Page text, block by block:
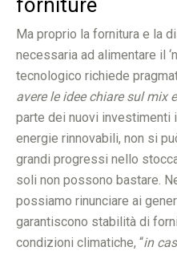
forniture
Ma proprio la fornitura e la
necessaria ad alimentare il
tecnologico richiede
avere le idee chiare sul mix
parte dei nuovi investimenti
energie rinnovabili, non si
grandi progressi nello
soli non possono bastare.
possiamo rinunciare ai
garantiscono stabilità di
condizioni climatiche, “in